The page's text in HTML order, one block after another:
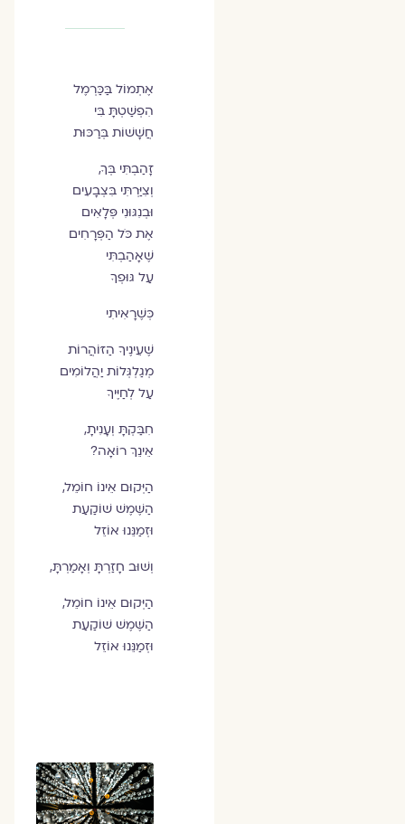
אֶתְמוֹל בַּכַּרְמֶל
הִפְשַׁטְתָּ בִּי
חֲשָׁשׁוֹת בְּרַכּוּת
זָהַבְתִּי בְּךָ,
וְצִיַּרְתִּי בִּצְבָעִים
וּבְנִגּוּנִי פְּלָאִים
אֶת כֹּל הַפְּרָחִים
שֶׁאָהַבְתִּי
עַל גּוּפְךָ
כְּשֶׁרָאִיתִי
שֶׁעֵינֶיךָ הַזּוֹהֲרוֹת
מְגַלְגְּלוֹת יַהֲלוֹמִים
עַל לְחַיֶּיךָ
חִבַּקְתָּ וְעָנִיתָ,
אֵינֵךְ רוֹאָה?
הַיְּקוּם אֵינוֹ חוֹמֵל,
הַשֶּׁמֶשׁ שׁוֹקַעַת
וּזְמַנֵּנוּ אוֹזֵל
וְשׁוּב חָזַרְתָּ וְאָמַרְתָּ,
הַיְּקוּם אֵינוֹ חוֹמֵל,
הַשֶּׁמֶשׁ שׁוֹקַעַת
וּזְמַנֵּנוּ אוֹזֵל